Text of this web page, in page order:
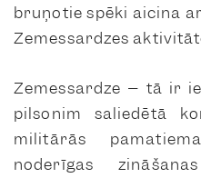
bruņotie spēki aicina
Zemessardzes
Zemessardze – tā ir
pilsonim saliedētā
militārās
noderīgas